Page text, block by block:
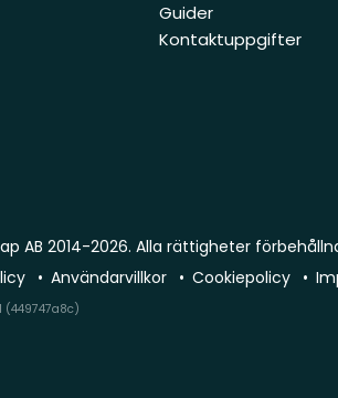
Guider
Kontaktuppgifter
AB 2014-2026. Alla rättigheter
Användarvillkor Cookiepolicy
(449747a8c)